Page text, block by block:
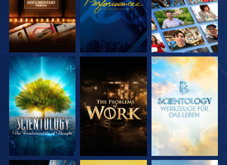
SERIE
ENTDECKEN
SERIE
ENTDECKEN
SERIE
ENTDECKEN